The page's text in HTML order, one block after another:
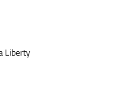
Liberty